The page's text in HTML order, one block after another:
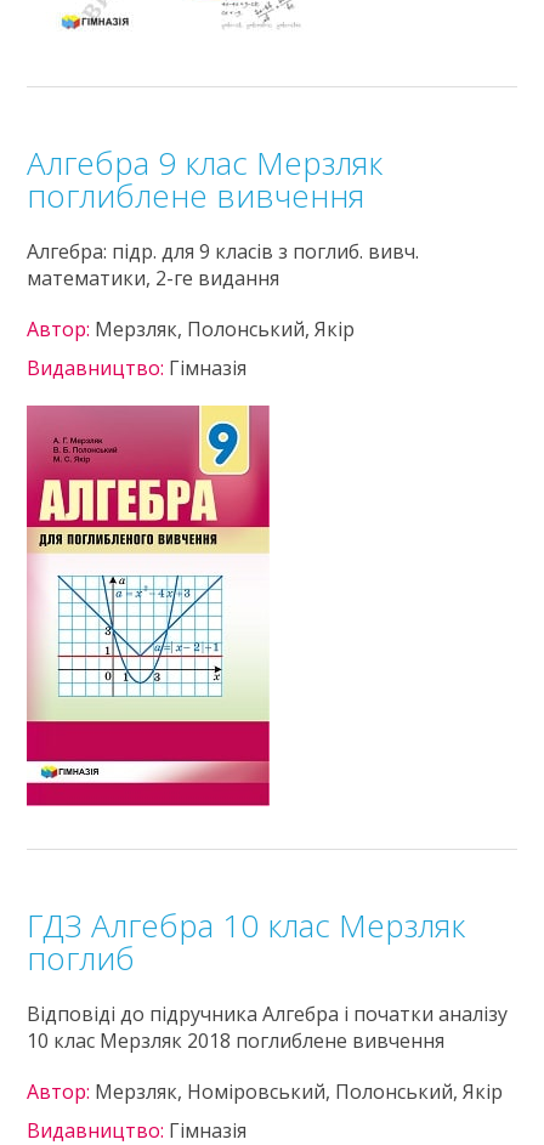
Алгебра 9 клас Мерзляк
поглиблене вивчення
Алгебра: підр. для 9 класів з поглиб. вивч.
математики, 2-ге видання
Автор: Мерзляк, Полонський, Якір
Видавництво: Гімназія
ГДЗ Алгебра 10 клас Мерзляк
поглиб
Відповіді до підручника Алгебра і початки аналізу
10 клас Мерзляк 2018 поглиблене вивчення
Автор: Мерзляк, Номіровський, Полонський, Якір
Видавництво: Гімназія